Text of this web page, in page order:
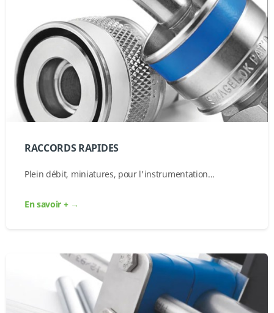
RACCORDS RAPIDES
Plein débit, miniatures, pour l'instrumentation...
En savoir + →